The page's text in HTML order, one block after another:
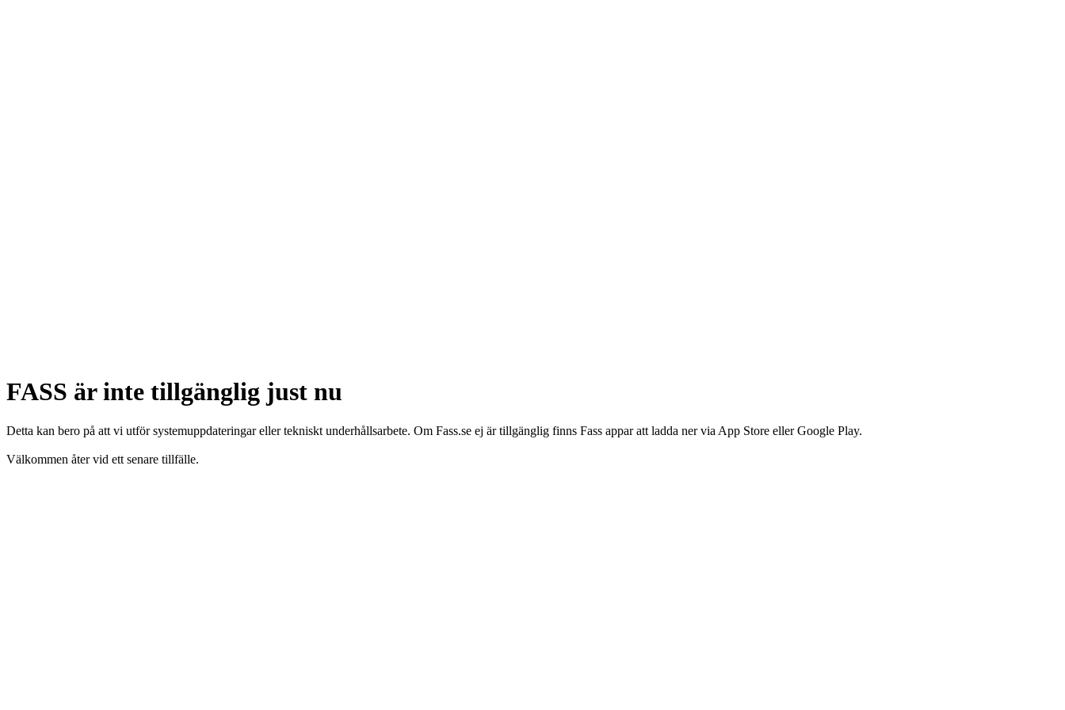
FASS är inte tillgänglig just nu
Detta kan bero på att vi utför systemuppdateringar eller tekniskt underhållsarbete. Om Fass.se ej är tillgänglig finns Fass appar att ladda ner via App Store eller Google Play.
Välkommen åter vid ett senare tillfälle.